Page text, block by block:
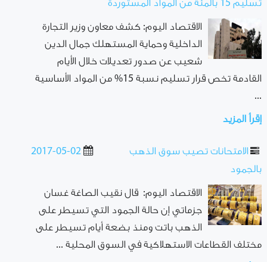
تسليم 15 بالمئة من المواد المستوردة
الاقتصاد اليوم: كشف معاون وزير التجارة
الداخلية وحماية المستهلك جمال الدين
شعيب عن صدور تعديلات خلال الأيام
القادمة تخص قرار تسليم نسبة 15% من المواد الأساسية
...
إقرأ المزيد
2017-05-02
الامتحانات تصيب سوق الذهب
بالجمود
الاقتصاد اليوم: قال نقيب الصاغة غسان
جزماتي إن حالة الجمود التي تسيطر على
الذهب باتت ومنذ بضعة أيام تسيطر على
مختلف القطاعات الاستهلاكية في السوق المحلية ...